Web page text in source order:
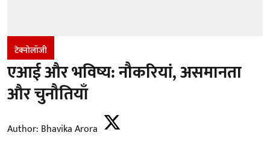
टेक्नोलॉजी
एआई और भविष्य: नौकरियां, असमानता
और चुनौतियाँ
Author: Bhavika Arora